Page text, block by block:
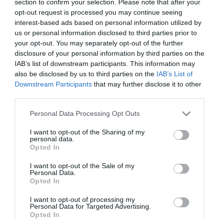
section to confirm your selection. Please note that after your
opt-out request is processed you may continue seeing
interest-based ads based on personal information utilized by
us or personal information disclosed to third parties prior to
your opt-out. You may separately opt-out of the further
disclosure of your personal information by third parties on the
IAB’s list of downstream participants. This information may
also be disclosed by us to third parties on the IAB’s List of
Downstream Participants that may further disclose it to other
Please note that this website/app uses one or more Google
not limited to your visit or usage behaviour. You may click to
grant or deny consent to Google and its third-party tags to
use your data for below specified purposes in below Google
consent section.
Personal Data Processing Opt Outs
I want to opt-out of the Sharing of my
personal data.
Opted In
I want to opt-out of the Sale of my
Personal Data.
Opted In
I want to opt-out of processing my
Personal Data for Targeted Advertising.
Opted In
az is feladata, hogy lásson szép képeket, de az is, hogy
edukálja azokat, aki körülötte vannak. A legfőbb feladata
pedig, hogy emberként viselkedjen. Ebből lehetnek jó
munkák, ebből lehet összetartó csapat, mint például az
Egykutya csapata – fogalmazott a színésznő, majd
hozzátette: nem vár többet a filmtől, mint ami a realitás.
– Nem gondolom Magyarországot az ugródeszkák
országának. Boldog vagyok, és szívesen forgatok,
– mondta Dalma, akinek időközben a magánélete is
A művésznő a napokban a közösségi oldalán osztotta
meg a hírt, hogy színész párjával, Georgita Máté
Dezsővel az első közös gyermeküket várják. A bejelentés
különlegessége, hogy az idei Fashion Week
rendezvényen Dalma színésznő testvére, Tenki Réka
„2019-ben nővérem viselte egy filmbemutatón